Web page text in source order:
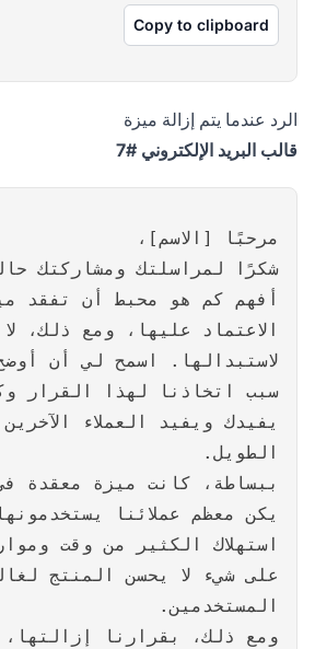
Copy to clipboard
الرد عندما يتم إزالة ميزة
قالب البريد الإلكتروني #7
مرحبًا [الاسم]،
شكرًا لمراسلتك ومشاركتك
أفهم كم هو محبط أن تفقد
الاعتماد عليها، ومع ذلك،
لاستبدالها. اسمح لي أن
سبب اتخاذنا لهذا القرار
يفيدك ويفيد العملاء
الطويل.
ببساطة، كانت ميزة معقدة
يكن معظم عملائنا
استهلاك الكثير من وقت
على شيء لا يحسن المنتج
المستخدمين.
ومع ذلك، بقرارنا